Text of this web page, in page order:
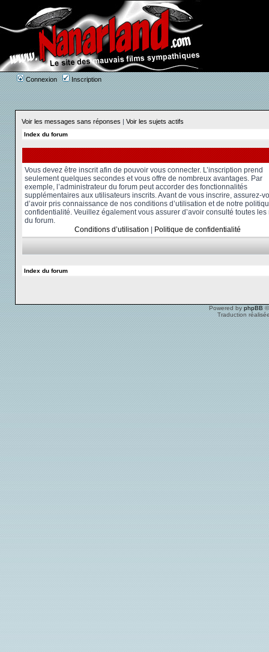
Connexion Inscription
Voir les messages sans réponses | Voir les sujets actifs
Index du forum
Vous devez être inscrit afin de pouvoir vous connecter. L’inscription prend
seulement quelques secondes et vous offre de nombreux avantages. Par
exemple, l’administrateur du forum peut accorder des fonctionnalités
supplémentaires aux utilisateurs inscrits. Avant de vous inscrire, assurez-
d’avoir pris connaissance de nos conditions d’utilisation et de notre
confidentialité. Veuillez également vous assurer d’avoir consulté toutes les
du forum.
Conditions d’utilisation
Politique de confidentialité
Index du forum
Powered byphpBB©
Traduction